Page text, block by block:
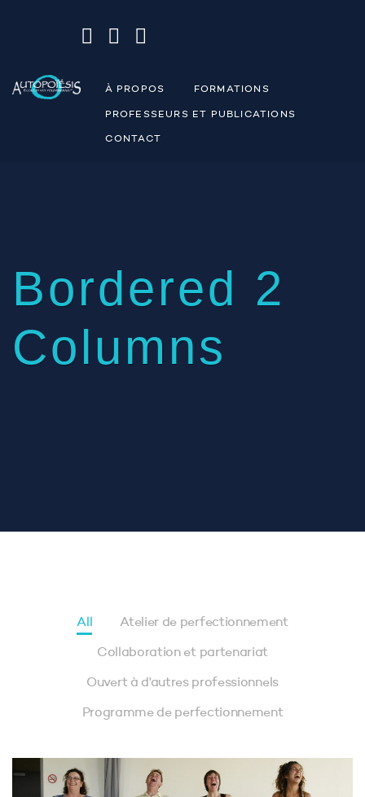
À PROPOS FORMATIONS
PROFESSEURS ET PUBLICATIONS
CONTACT
Bordered 2
Columns
All Atelier de perfectionnement
Collaboration et partenariat
Ouvert à d'autres professionnels
Programme de perfectionnement